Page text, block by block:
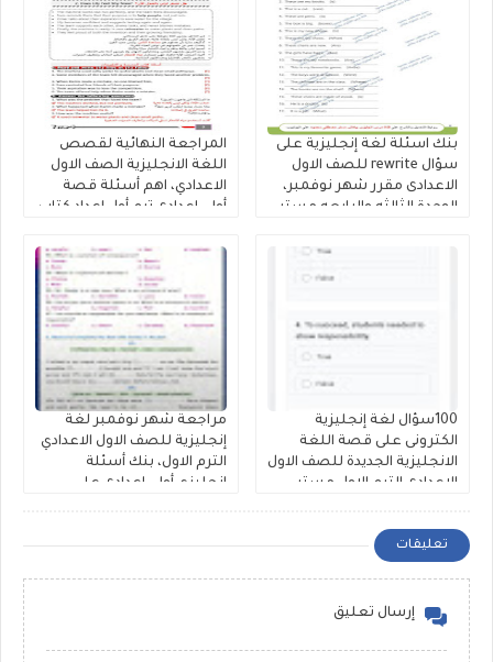
بنك اسئلة لغة إنجليزية على
سؤال rewrite للصف الاول
الاعدادى مقرر شهر نوفمبر،
الوحدة الثالثه والرابعه مستر
المراجعة النهائية لقصص
اللغة الانجليزية الصف الاول
الاعدادي، اهم أسئلة قصة
أولى إعدادى ترم أول إعداد كتاب
100سؤال لغة إنجليزية
الكترونى على قصة اللغة
الانجليزية الجديدة للصف الاول
الاعدادى الترم الاول مستر
مراجعة شهر نوفمبر لغة
إنجليزية للصف الاول الاعدادي
الترم الاول، بنك أسئلة
إنجليزي أولى إعدادى على
تعليقات
إرسال تعليق